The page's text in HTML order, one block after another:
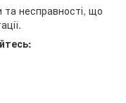
та несправності, що